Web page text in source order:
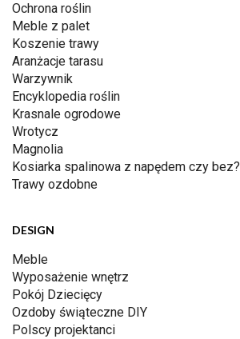
Ochrona roślin
Meble z palet
Koszenie trawy
Aranżacje tarasu
Warzywnik
Encyklopedia roślin
Krasnale ogrodowe
Wrotycz
Magnolia
Kosiarka spalinowa z napędem czy bez?
Trawy ozdobne
DESIGN
Meble
Wyposażenie wnętrz
Pokój Dziecięcy
Ozdoby świąteczne DIY
Polscy projektanci